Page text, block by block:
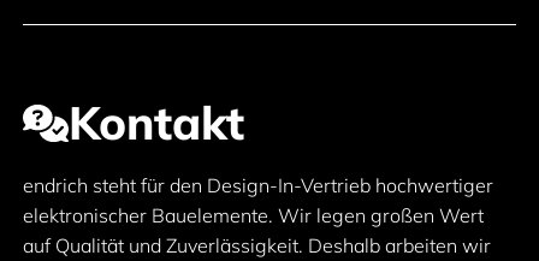
Kontakt
endrich steht für den Design-In-Vertrieb hochwertiger
elektronischer Bauelemente. Wir legen großen Wert
auf Qualität und Zuverlässigkeit. Deshalb arbeiten wir